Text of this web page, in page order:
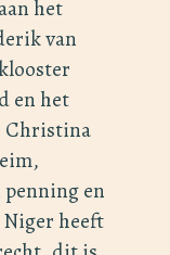
het
van
en het
Christina
penning en
heeft